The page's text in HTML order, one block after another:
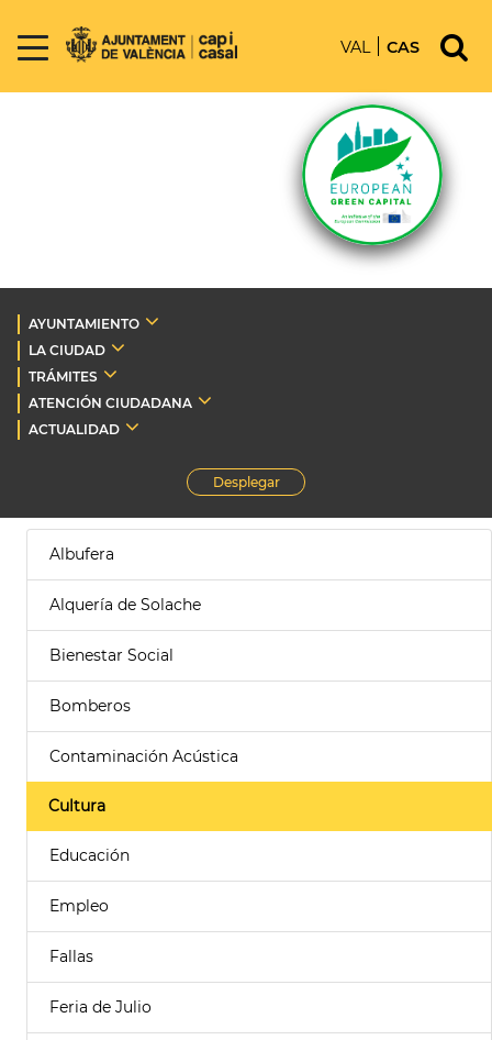
VAL CAS
AYUNTAMIENTO
LA CIUDAD
TRÁMITES
ATENCIÓN CIUDADANA
ACTUALIDAD
Desplegar
Albufera
Alquería de Solache
Bienestar Social
Bomberos
Contaminación Acústica
Cultura
Educación
Empleo
Fallas
Feria de Julio